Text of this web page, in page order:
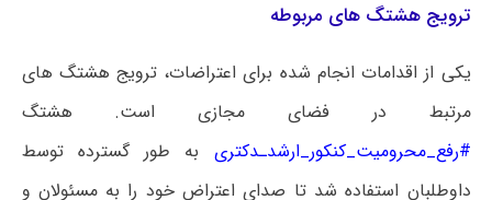
ترویج هشتگ های مربوطه
یکی از اقدامات انجام شده برای اعتراضات، ترویج هشتگ های
مرتبط در فضای مجازی است. هشتگ
#رفع_محرومیت_کنکور_ارشدـدکتری به طور گسترده توسط
داوطلبان استفاده شد تا صدای اعتراض خود را به مسئولان و